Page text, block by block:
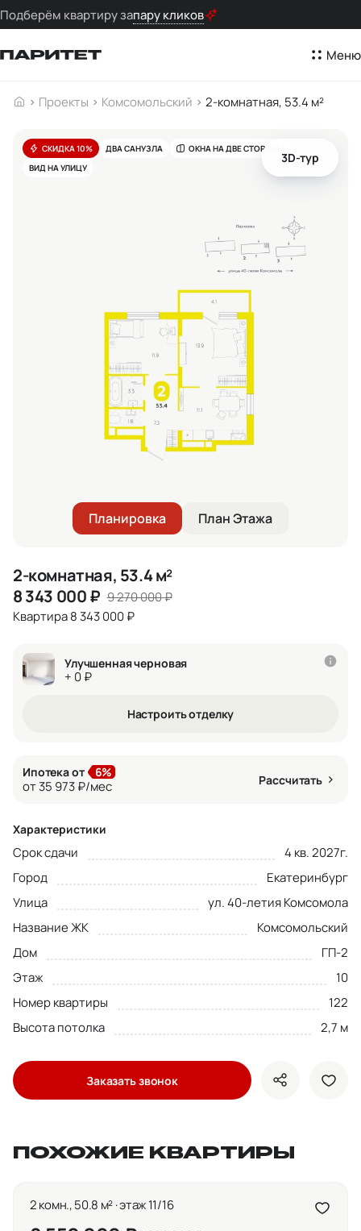
Подберём квартиру запару кликов
Меню
Проекты Комсомольский 2-комнатная, 53.4 м²
СКИДКА 10% ДВА САНУЗЛА
ОКНА НА ДВЕ СТОРОНЫ
ВИД НА УЛИЦУ
Планировка План Этажа
3D-тур
2-комнатная, 53.4 м²
8 343 000₽ 9 270 000₽
Квартира 8 343 000 ₽
Улучшенная черновая
+ 0 ₽
Настроить отделку
Ипотека от 6%
от 35 973 ₽/мес Рассчитать
Характеристики
Срок сдачи
4 кв. 2027г.
Город
Екатеринбург
Улица
ул. 40-летия Комсомола
Название ЖК
Комсомольский
Дом
ГП-2
Этаж
10
Номер квартиры
122
Высота потолка
2,7 м
Заказать звонок показать
ПОХОЖИЕ КВАРТИРЫ
2 комн., 50.8 м² · этаж 11/16